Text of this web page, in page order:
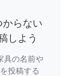
からない
しよう
具の名前や
投稿する